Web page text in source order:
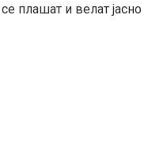
плашат и велат јасно